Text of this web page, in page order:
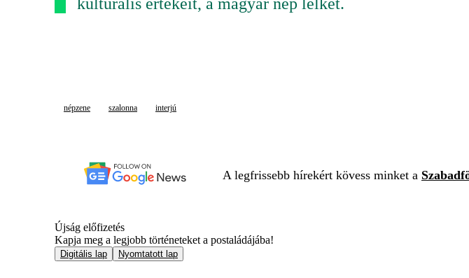
népzene szalonna interjú
A legfrissebb hírekért kövess minket a
Újság előfizetés
Kapja meg a legjobb történeteket a postaládájába!
Digitális lap Nyomtatott lap